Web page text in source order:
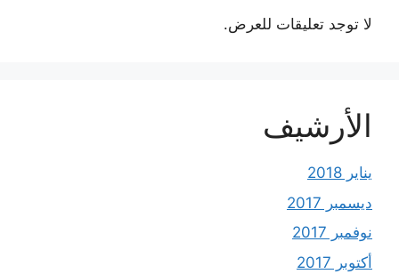
لا توجد تعليقات للعرض.
الأرشيف
يناير 2018
ديسمبر 2017
نوفمبر 2017
أكتوبر 2017